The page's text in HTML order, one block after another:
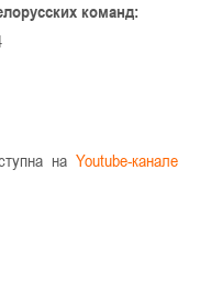
команд:
на Youtube-канале